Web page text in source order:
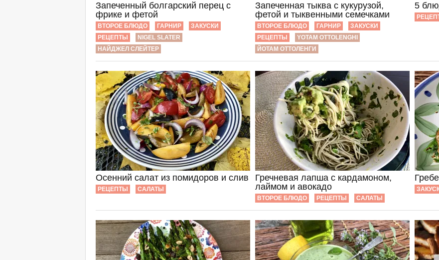
Запеченный болгарский перец с
фрике и фетой
ВТОРОЕ БЛЮДО ГАРНИР
ЗАКУСКИ
РЕЦЕПТЫ
NIGEL SLATER
НАЙДЖЕЛ СЛЕЙТЕР
Запеченная тыква с кукурузой,
фетой и тыквенными семечками
ВТОРОЕ БЛЮДО ГАРНИР
ЗАКУСКИ
РЕЦЕПТЫ
YOTAM OTTOLENGHI
ЙОТАМ ОТТОЛЕНГИ
5
Осенний салат из помидоров и слив
РЕЦЕПТЫ САЛАТЫ
Гречневая лапша с кардамоном,
лаймом и авокадо
ВТОРОЕ БЛЮДО РЕЦЕПТЫ САЛАТЫ